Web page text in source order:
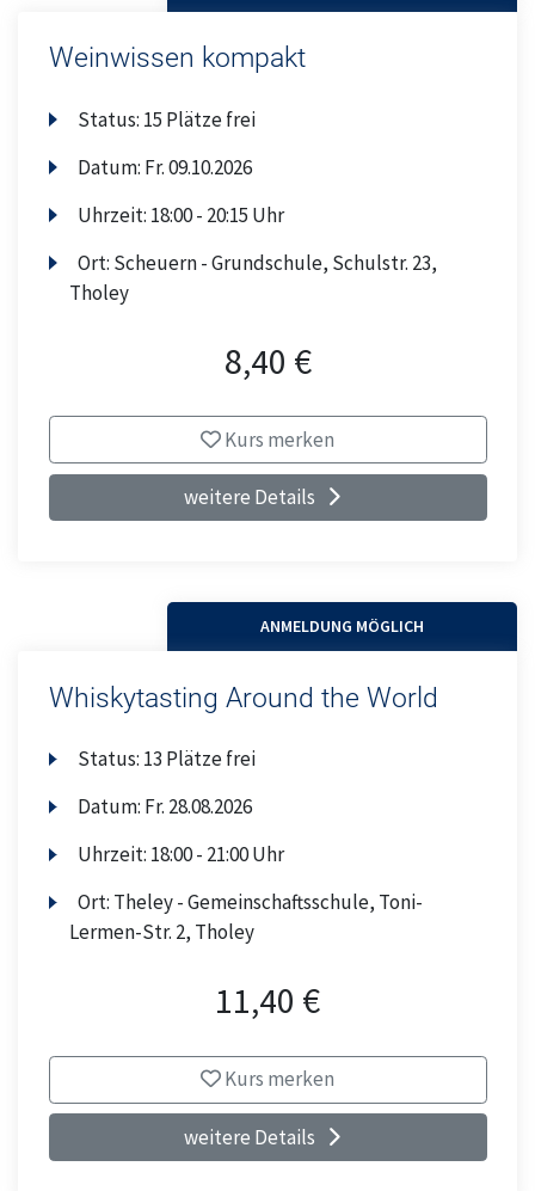
Weinwissen kompakt
Status: 15 Plätze frei
Datum: Fr.09.10.2026
Uhrzeit: 18:00 - 20:15 Uhr
Ort: Scheuern - Grundschule, Schulstr. 23,
Tholey
8,40 €
Kurs merken
weitere Details
ANMELDUNG MÖGLICH
Whiskytasting Around the World
Status: 13 Plätze frei
Datum: Fr. 28.08.2026
Uhrzeit: 18:00 - 21:00 Uhr
Ort: Theley - Gemeinschaftsschule, Toni-
Lermen-Str. 2, Tholey
11,40 €
Kurs merken
weitere Details